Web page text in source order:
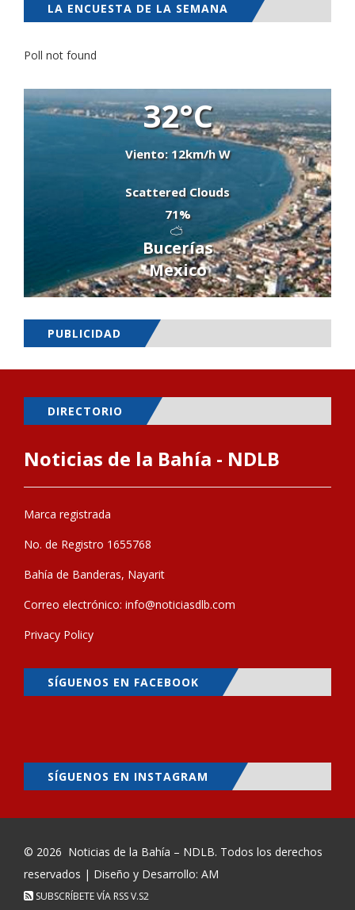
LA ENCUESTA DE LA SEMANA
Poll not found
32°C
Viento: 12km/h W
Scattered Clouds
71%
Bucerías
Mexico
PUBLICIDAD
DIRECTORIO
Noticias de la Bahía - NDLB
Marca registrada
No. de Registro 1655768
Bahía de Banderas, Nayarit
Correo electrónico: info@noticiasdlb.com
Privacy Policy
SÍGUENOS EN FACEBOOK
SÍGUENOS EN INSTAGRAM
© 2026 Noticias de la Bahía – NDLB. Todos los derechos
reservados | Diseño y Desarrollo: AM
SUBSCRÍBETE VÍA RSSV.S2